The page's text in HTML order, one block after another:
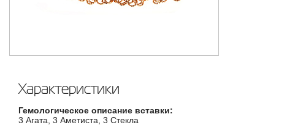
Характеристики
Гемологическое описание вставки:
3 Агата, 3 Аметиста, 3 Стекла